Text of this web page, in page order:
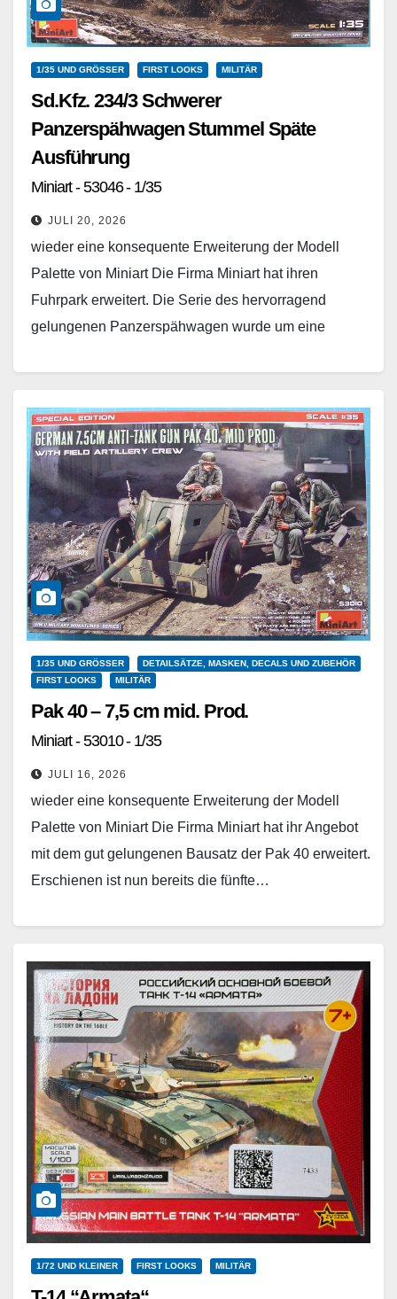
1/35 UND GRÖSSER FIRST LOOKS MILITÄR
Sd.Kfz. 234/3 Schwerer
Panzerspähwagen Stummel Späte
Ausführung
Miniart - 53046 - 1/35
JULI 20, 2026
wieder eine konsequente Erweiterung der Modell
Palette von Miniart Die Firma Miniart hat ihren
Fuhrpark erweitert. Die Serie des hervorragend
gelungenen Panzerspähwagen wurde um eine
1/35 UND GRÖSSER
DETAILSÄTZE, MASKEN, DECALS UND ZUBEHÖR
FIRST LOOKS
MILITÄR
Pak 40 – 7,5 cm mid. Prod.
Miniart - 53010 - 1/35
JULI 16, 2026
wieder eine konsequente Erweiterung der Modell
Palette von Miniart Die Firma Miniart hat ihr Angebot
mit dem gut gelungenen Bausatz der Pak 40 erweitert.
Erschienen ist nun bereits die fünfte…
1/72 UND KLEINER FIRST LOOKS MILITÄR